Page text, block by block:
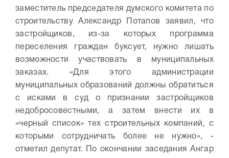
заместитель председателя думского комитета по
строительству Александр Потапов заявил, что
застройщиков, из-за которых программа
переселения граждан буксует, нужно лишать
возможности участвовать в муниципальных
заказах. «Для этого администрации
муниципальных образований должны обратиться
с исками в суд о признании застройщиков
недобросовестными, а затем внести их в
«черный список» тех строительных компаний, с
которыми сотрудничать более не нужно», -
отметил депутат.
По окончании заседания Ангар